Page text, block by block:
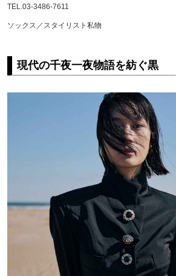
TEL.03-3486-7611
ソックス／スタイリスト私物
現代の千夜一夜物語を紡ぐ黒